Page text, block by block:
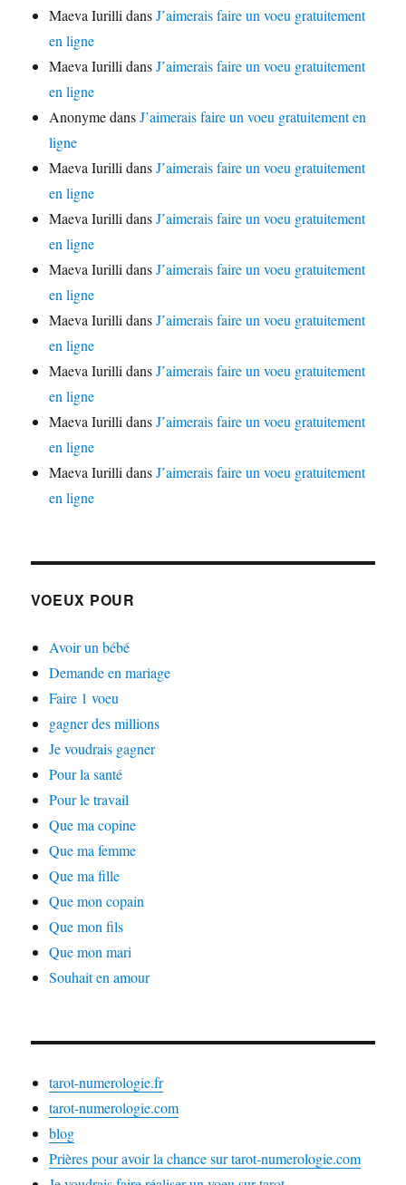
Maeva Iurilli dansJ’aimerais faire un voeu gratuitement
en ligne
Maeva Iurilli dansJ’aimerais faire un voeu gratuitement
en ligne
AnonymedansJ’aimerais faire un voeu gratuitement en
ligne
Maeva Iurilli dansJ’aimerais faire un voeu gratuitement
en ligne
Maeva Iurilli dansJ’aimerais faire un voeu gratuitement
en ligne
Maeva Iurilli dansJ’aimerais faire un voeu gratuitement
en ligne
Maeva Iurilli dansJ’aimerais faire un voeu gratuitement
en ligne
Maeva Iurilli dansJ’aimerais faire un voeu gratuitement
en ligne
Maeva Iurilli dansJ’aimerais faire un voeu gratuitement
en ligne
Maeva Iurilli dansJ’aimerais faire un voeu gratuitement
en ligne
VOEUX POUR
Avoir un bébé
Demande en mariage
Faire 1 voeu
gagner des millions
Je voudrais gagner
Pour la santé
Pour le travail
Que ma copine
Que ma femme
Que ma fille
Que mon copain
Que mon fils
Que mon mari
Souhait en amour
tarot-numerologie.fr
tarot-numerologie.com
blog
Prières pour avoir la chance sur tarot-numerologie.com